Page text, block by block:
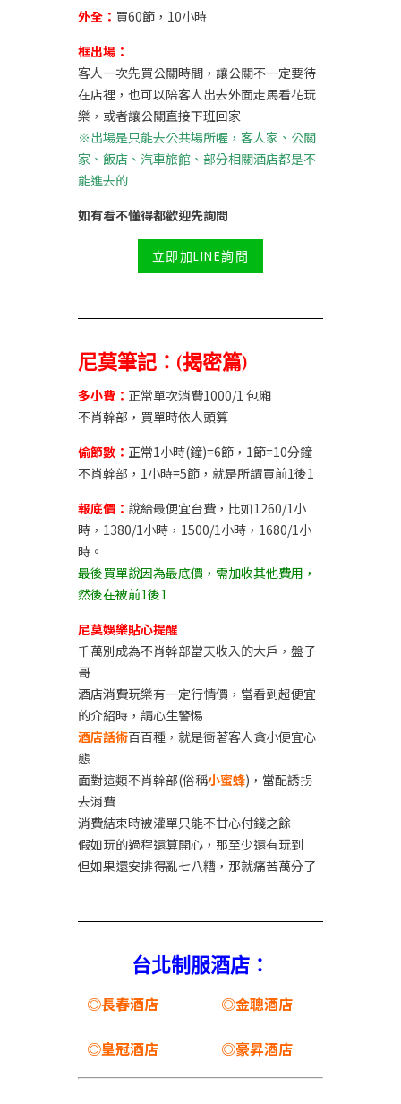
外全： 買60節，10小時
框出場：
客人一次先買公關時間，讓公關不一定要待
在店裡，也可以陪客人出去外面走馬看花玩
樂，或者讓公關直接下班回家
※出場是只能去公共場所喔，客人家、公關
家、飯店、汽車旅館、部分相關酒店都是不
能進去的
如有看不懂得都歡迎先詢問
立即加LINE詢問
尼莫筆記：(揭密篇)
多小費： 正常單次消費1000/1 包廂
不肖幹部，買單時依人頭算
偷節數： 正常1小時(鐘)=6節，1節=10分鐘
不肖幹部，1小時=5節，就是所謂買前1後1
報底價： 說給最便宜台費，比如1260/1小
時，1380/1小時，1500/1小時，1680/1小
時。
最後買單說因為最底價，需加收其他費用，
然後在被前1後1
尼莫娛樂貼心提醒
千萬別成為不肖幹部當天收入的大戶，盤子
哥
酒店消費玩樂有一定行情價，當看到超便宜
的介紹時，請心生警惕
酒店話術百百種，就是衝著客人貪小便宜心
態
面對這類不肖幹部(俗稱小蜜蜂)，當配誘拐
去消費
消費結束時被灌單只能不甘心付錢之餘
假如玩的過程還算開心，那至少還有玩到
但如果還安排得亂七八糟，那就痛苦萬分了
台北制服酒店：
◎長春酒店 ◎金聰酒店
◎皇冠酒店 ◎豪昇酒店